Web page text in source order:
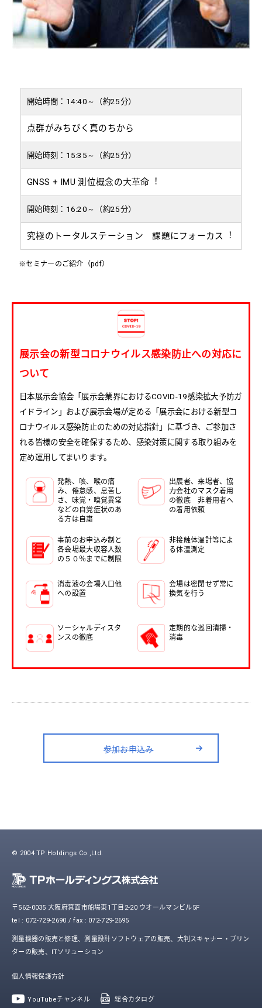
開始時間：14:40～（約25分）
点群がみちびく真のちから
開始時刻：15:35～（約25分）
GNSS + IMU 測位概念の⼤⾰命︕
開始時刻：16:20～（約25分）
究極のトータルステーション 課題にフォーカス︕
※セミナーのご紹介（pdf）
展示会の新型コロナウイルス感染防止への対応に
ついて
日本展示会協会「展示会業界におけるCOVID-19感染拡大予防ガ
イドライン」および展示会場が定める「展示会における新型コ
ロナウイルス感染防止のための対応指針」に基づき、ご参加さ
れる皆様の安全を確保するため、感染対策に関する取り組みを
定め運用してまいります。
発熱、咳、喉の痛
み、倦怠感、息苦し
さ、味覚・嗅覚異常
などの自覚症状のあ
る方は自粛
出展者、来場者、協
力会社のマスク着用
の徹底 非着用者へ
の着用依頼
事前のお申込み制と
各会場最大収容人数
の５０％までに制限
非接触体温計等によ
る体温測定
消毒液の会場入口他
への設置
会場は密閉せず常に
換気を行う
ソーシャルディスタ
ンスの徹底
定期的な巡回清掃・
消毒
参加お申込み
© 2004 TP Holdings Co.,Ltd.
〒562-0035 大阪府箕面市船場東1丁目2-20 ウオールマンビル5F
tel : 072-729-2690 / fax : 072-729-2695
測量機器の販売と修理、測量設計ソフトウェアの販売、大判スキャナー・プリン
ターの販売、ITソリューション
個人情報保護方針
YouTubeチャンネル 総合カタログ